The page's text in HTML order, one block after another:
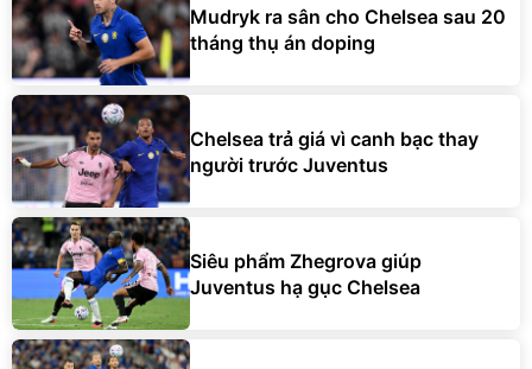
Mudryk ra sân cho Chelsea sau 20
tháng thụ án doping
Chelsea trả giá vì canh bạc thay
người trước Juventus
Siêu phẩm Zhegrova giúp
Juventus hạ gục Chelsea